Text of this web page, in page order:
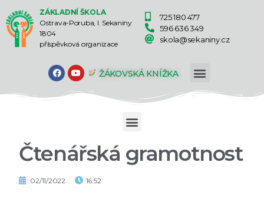
ZÁKLADNÍ ŠKOLA
Ostrava-Poruba, I. Sekaniny
1804
příspěvková organizace
725 180 477
596 636 349
skola@sekaniny.cz
ŽÁKOVSKÁ KNÍŽKA
Čtenářská gramotnost
02/11/2022 16:52